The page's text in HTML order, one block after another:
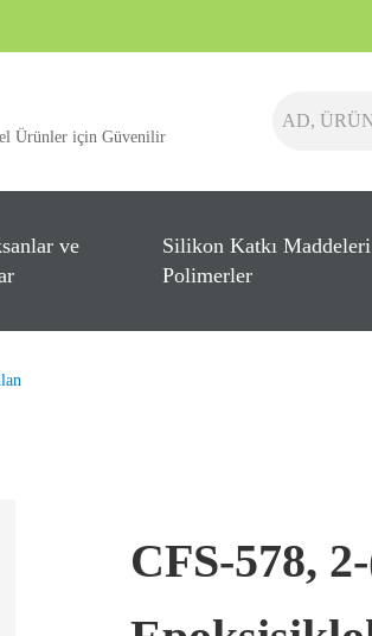
Ürünler için Güvenilir
ve
Silikon Katkı
Polimerler
CFS-578,